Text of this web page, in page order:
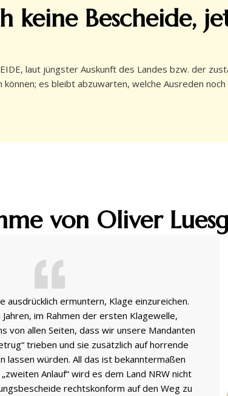
keine Bescheide,
laut jüngster Auskunft des Landes bzw. der
es bleibt abzuwarten, welche Ausreden noch
von Oliver
ausdrücklich ermuntern, Klage einzureichen.
im Rahmen der ersten Klagewelle,
von allen Seiten, dass wir unsere Mandanten
trieben und sie zusätzlich auf horrende
lassen würden. All das ist bekanntermaßen
Anlauf“ wird es dem Land NRW nicht
rechtskonform auf den Weg zu